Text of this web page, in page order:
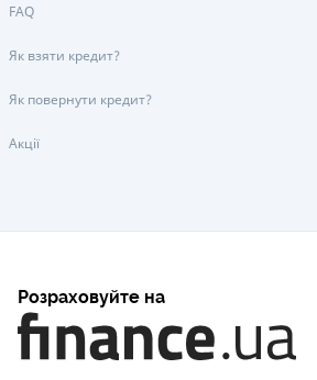
FAQ
Як взяти кредит?
Як повернути кредит?
Акції
Розраховуйте на